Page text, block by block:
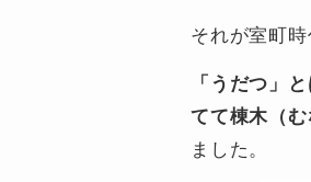
それが室町
「うだつ」
てて棟木（
ました。